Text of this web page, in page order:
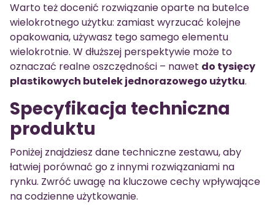
Warto też docenić rozwiązanie oparte na butelce
wielokrotnego użytku: zamiast wyrzucać kolejne
opakowania, używasz tego samego elementu
wielokrotnie. W dłuższej perspektywie może to
oznaczać realne oszczędności – nawet do tysięcy
plastikowych butelek jednorazowego użytku.
Specyfikacja techniczna
produktu
Poniżej znajdziesz dane techniczne zestawu, aby
łatwiej porównać go z innymi rozwiązaniami na
rynku. Zwróć uwagę na kluczowe cechy wpływające
na codzienne użytkowanie.